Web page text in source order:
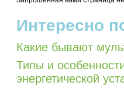
Интересно
Какие бывают
Типы и
энергетической